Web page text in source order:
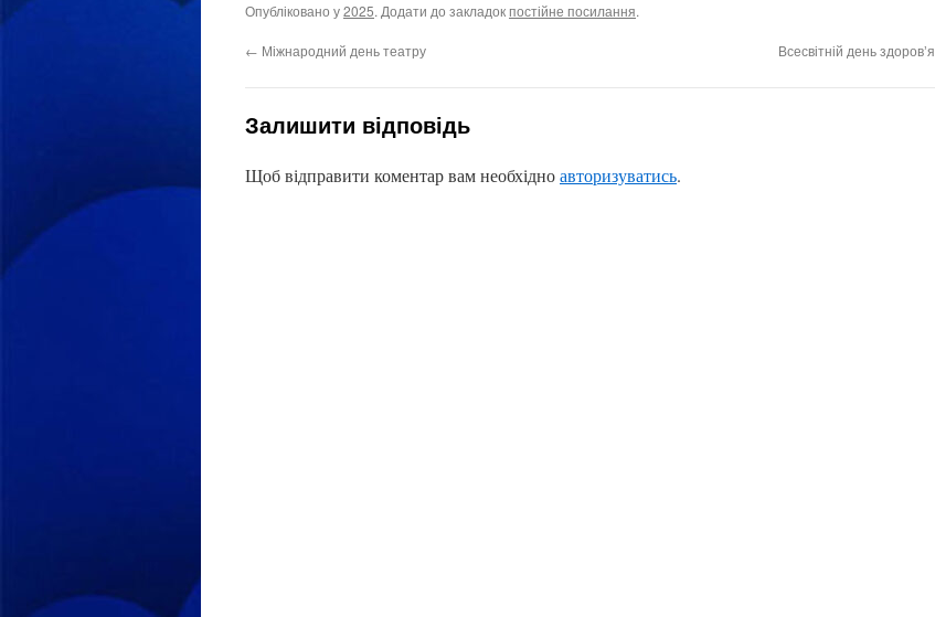
Опубліковано у2025. Додати до закладокпостійне посилання.
← Міжнародний день театру Всесвітній день здоровʼя
Залишити відповідь
Щоб відправити коментар вам необхідноавторизуватись.